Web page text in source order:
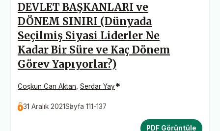
DEVLET BAŞKANLARI ve
DÖNEM SINIRI (Dünyada
Seçilmiş Siyasi Liderler Ne
Kadar Bir Süre ve Kaç Dönem
Görev Yapıyorlar?)
Coşkun Can Aktan Serdar Yay*
31 Aralık 2021Sayfa 111-137
PDF Görüntüle